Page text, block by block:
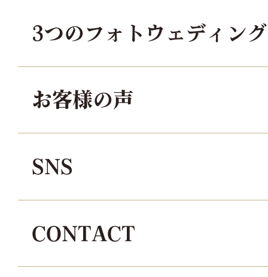
3つのフォトウェディン
お客様の声
SNS
CONTACT